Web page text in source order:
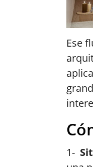
Ese
1-